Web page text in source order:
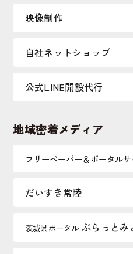
映像制作
自社ネットショップ
公式LINE開設代行
地域密着メディア
フリーペーパー＆ポータルサ
だいすき常陸
茨城県ポータル ぷらっとみ